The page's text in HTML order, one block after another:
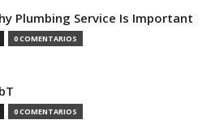
Plumbing Service Is Important
0 COMENTARIOS
0 COMENTARIOS